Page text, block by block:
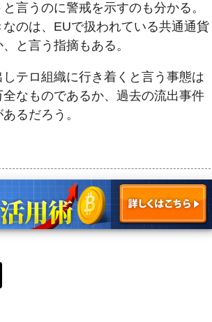
言うのに警戒を示すのも分かる。
のは、EUで扱われている共通通貨
と言う指摘もある。
テロ組織に行き着くと言う事態は
なものであるか、過去の流出事件
るだろう。